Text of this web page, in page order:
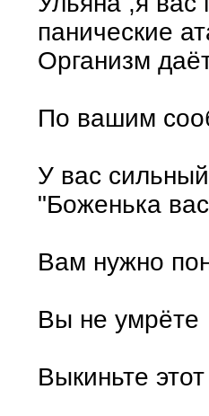
панические
Организм
По вашим
У вас
"Боженька
Вам нужно
Вы не умрёте
Выкиньте